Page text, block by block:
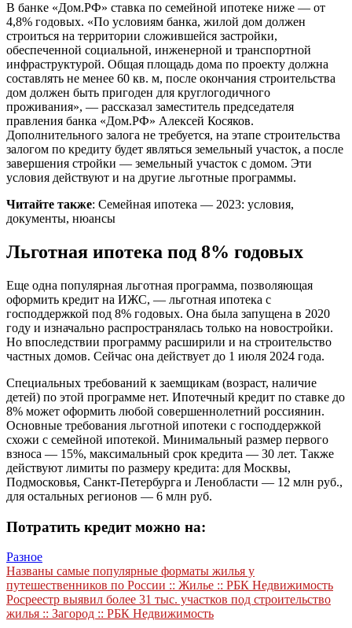
В банке «Дом.РФ» ставка по семейной ипотеке ниже — от
4,8% годовых. «По условиям банка, жилой дом должен
строиться на территории сложившейся застройки,
обеспеченной социальной, инженерной и транспортной
инфраструктурой. Общая площадь дома по проекту должна
составлять не менее 60 кв. м, после окончания строительства
дом должен быть пригоден для круглогодичного
проживания», — рассказал заместитель председателя
правления банка «Дом.РФ» Алексей Косяков.
Дополнительного залога не требуется, на этапе строительства
залогом по кредиту будет являться земельный участок, а после
завершения стройки — земельный участок с домом. Эти
условия действуют и на другие льготные программы.
Читайте также: Семейная ипотека — 2023: условия,
документы, нюансы
Льготная ипотека под 8% годовых
Еще одна популярная льготная программа, позволяющая
оформить кредит на ИЖС, — льготная ипотека с
господдержкой под 8% годовых. Она была запущена в 2020
году и изначально распространялась только на новостройки.
Но впоследствии программу расширили и на строительство
частных домов. Сейчас она действует до 1 июля 2024 года.
Специальных требований к заемщикам (возраст, наличие
детей) по этой программе нет. Ипотечный кредит по ставке до
8% может оформить любой совершеннолетний россиянин.
Основные требования льготной ипотеки с господдержкой
схожи с семейной ипотекой. Минимальный размер первого
взноса — 15%, максимальный срок кредита — 30 лет. Также
действуют лимиты по размеру кредита: для Москвы,
Подмосковья, Санкт-Петербурга и Ленобласти — 12 млн руб.,
для остальных регионов — 6 млн руб.
Потратить кредит можно на:
Разное
Навигация
по
записям
Названы самые популярные форматы жилья у
путешественников по России :: Жилье :: РБК Недвижимость
Росреестр выявил более 31 тыс. участков под строительство
жилья :: Загород :: РБК Недвижимость